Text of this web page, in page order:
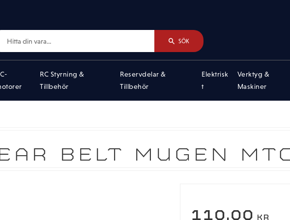
SÖK
RC Styrning &
Tillbehör
Reservdelar &
Tillbehör
Elektrisk
t
Verktyg &
Maskiner
BELT MUGEN
110,00 KR